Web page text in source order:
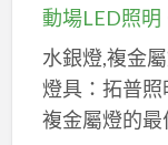
動場LED照明
水銀燈,複金
燈具：拓普
複金屬燈的